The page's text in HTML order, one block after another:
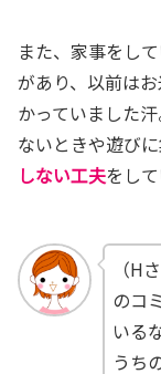
また、家事をし
があり、以前は
かっていました
ないときや遊び
しない工夫をして
（H
のコ
いる
うち